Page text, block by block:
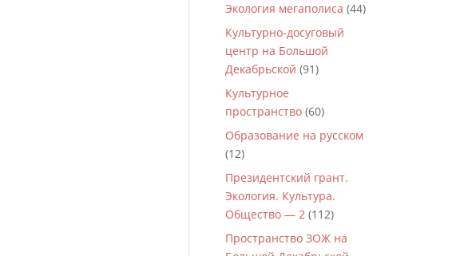
Экология мегаполиса (44)
Культурно-досуговый
центр на Большой
Декабрьской (91)
Культурное
пространство (60)
Образование на русском
(12)
Президентский грант.
Экология. Культура.
Общество — 2 (112)
Пространство ЗОЖ на